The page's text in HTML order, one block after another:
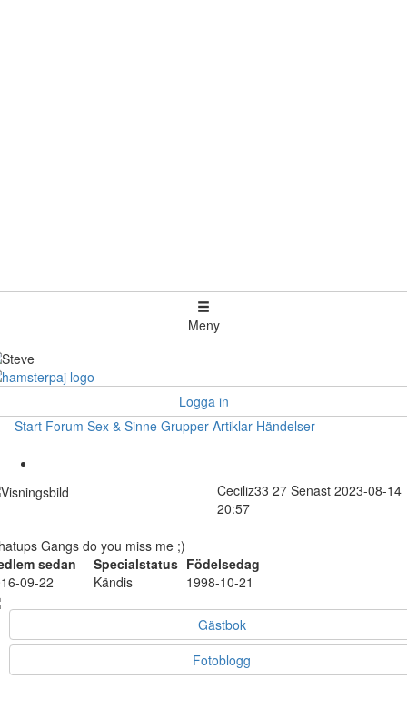
Meny
Logga in
Start Forum Sex & Sinne Grupper Artiklar Händelser
Ceciliz33 27 Senast 2023-08-14
20:57
Gangs do you miss me ;)
sedan
Specialstatus Födelsedag
09-22
Kändis 1998-10-21
Gästbok
Fotoblogg